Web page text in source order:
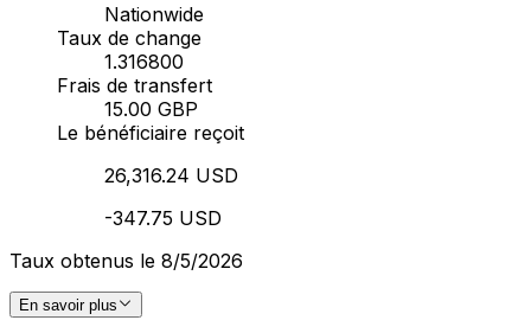
Nationwide
Taux de change
1.316800
Frais de transfert
15.00 GBP
Le bénéficiaire reçoit
26,316.24 USD
-347.75 USD
Taux obtenus le 8/5/2026
En savoir plus